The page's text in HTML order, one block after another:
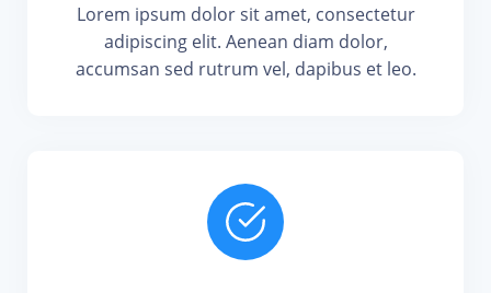
Lorem ipsum dolor sit amet, consectetur
adipiscing elit. Aenean diam dolor,
accumsan sed rutrum vel, dapibus et leo.